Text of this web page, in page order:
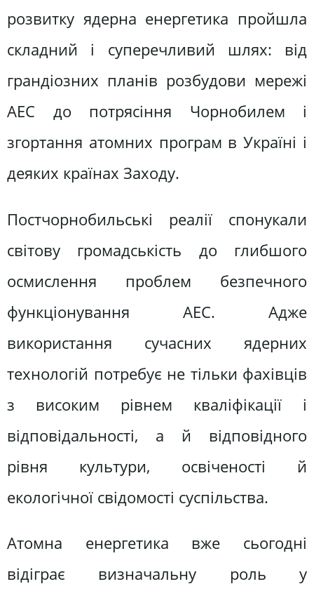
розвитку ядерна енергетика пройшла
складний і суперечливий шлях: від
грандіозних планів розбудови мережі
АЕС до потрясіння Чорнобилем і
згортання атомних програм в Україні і
деяких країнах Заходу.
Постчорнобильські реалії спонукали
світову громадськість до глибшого
осмислення проблем безпечного
функціонування АЕС. Адже
використання сучасних ядерних
технологій потребує не тільки фахівців
з високим рівнем кваліфікації і
відповідальності, а й відповідного
рівня культури, освіченості й
екологічної свідомості суспільства.
Атомна енергетика вже сьогодні
відіграє визначальну роль у